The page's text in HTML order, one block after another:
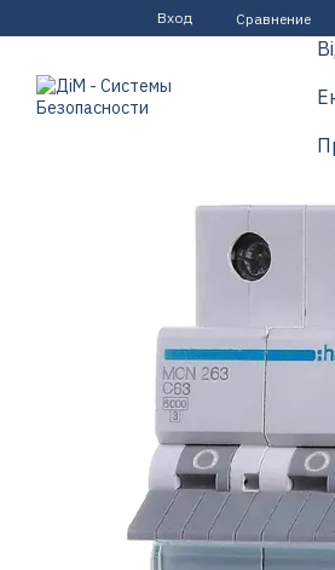
Перейти к основному контенту
Вход Сравнение